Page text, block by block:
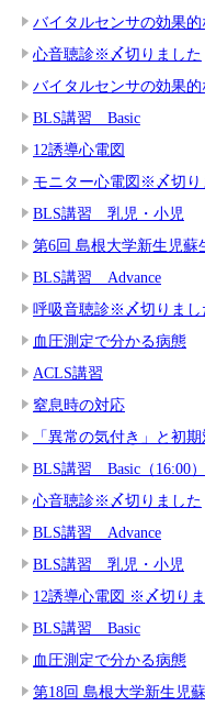
バイタルセンサの効果
心音聴診※〆切りました
バイタルセンサの効果
BLS講習 Basic
12誘導心電図
モニター心電図※〆切り
BLS講習 乳児・小児
第6回 島根大学新生児
BLS講習 Advance
呼吸音聴診※〆切りまし
血圧測定で分かる病態
ACLS講習
窒息時の対応
「異常の気付き」と初
BLS講習 Basic（16:00）
心音聴診※〆切りました
BLS講習 Advance
BLS講習 乳児・小児
12誘導心電図 ※〆切り
BLS講習 Basic
血圧測定で分かる病態
第18回 島根大学新生児